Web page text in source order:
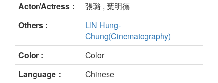
Actor/Actress：
張璐 , 葉明德
Others :
LIN Hung-
Chung(Cinematography)
Color :
Color
Language：
Chinese